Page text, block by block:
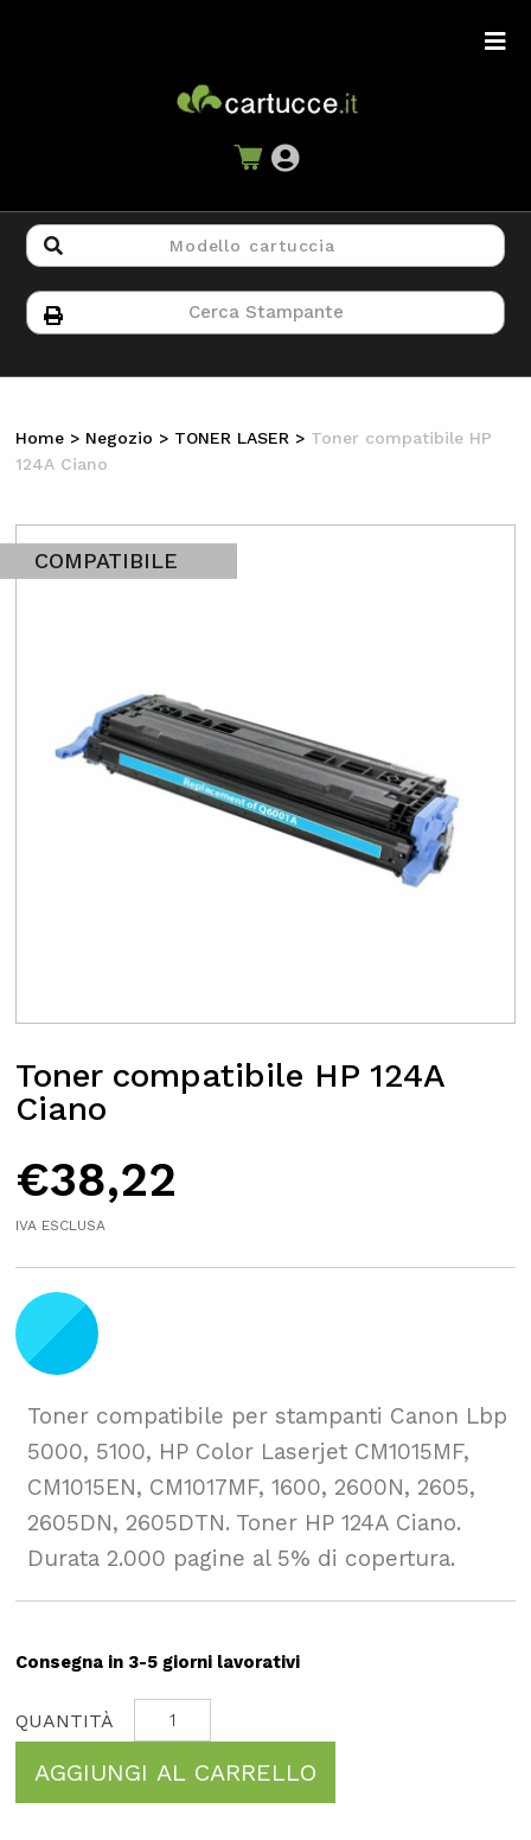
Home > Negozio > TONER LASER > Toner compatibile HP
124A Ciano
COMPATIBILE
Toner compatibile HP 124A
Ciano
€38,22
IVA ESCLUSA
Toner compatibile per stampanti Canon Lbp
5000, 5100, HP Color Laserjet CM1015MF,
CM1015EN, CM1017MF, 1600, 2600N, 2605,
2605DN, 2605DTN. Toner HP 124A Ciano.
Durata 2.000 pagine al 5% di copertura.
Consegna in 3-5 giorni lavorativi
AGGIUNGI AL CARRELLO